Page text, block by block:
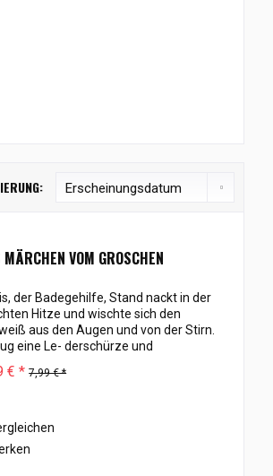
MÄRCHEN VOM GROSCHEN
der Badegehilfe, Stand nackt in der
Hitze und wischte sich den
aus den Augen und von der Stirn.
eine Le- derschürze und
an den geröteten, bloßen
Den ganzen Tag hatte er emsig...
€ * 7,99 € *